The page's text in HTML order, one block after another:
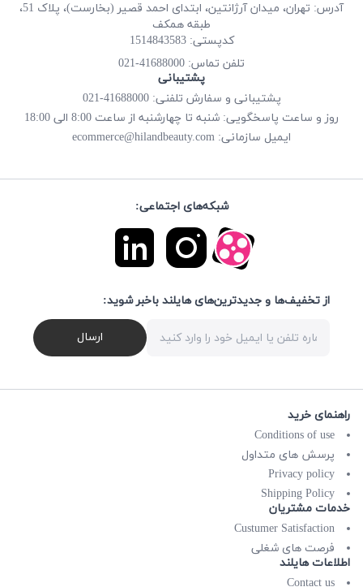
آدرس: تهران، میدان آرژانتین، ابتدای احمد قصیر (بخارست)، پلاک 51،
طبقه همکف
کدپستی: 1514843583
تلفن تماس: 41688000-021
پشتیبانی
پشتیبانی و سفارش تلفنی: 41688000-021
روز و ساعت پاسخگویی: شنبه تا چهارشنبه از ساعت 8:00 الی 18:00
ایمیل سازمانی: ecommerce@hilandbeauty.com
شبکه‌های اجتماعی:
از تخفیف‌ها و جدیدترین‌های هایلند باخبر شوید:
ارسال
راهنمای خرید
Conditions of use
پرسش های متداول
Privacy policy
Shipping Policy
خدمات مشتریان
Custumer Satisfaction
فرصت های شغلی
اطلاعات هایلند
Contact us